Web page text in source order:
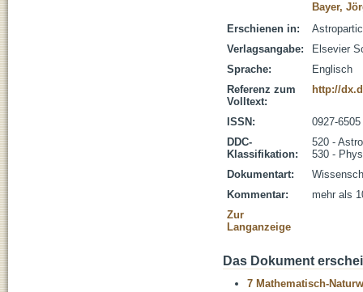
Bayer,
Erschienen in:
Verlagsangabe:
Elsevier
Sprache:
Englisch
Referenz zum
Volltext:
http://
ISSN:
0927-6505
DDC-
Klassifikation:
520 -
530 -
Dokumentart:
Kommentar:
mehr als
Zur
Langanzeige
Das Dokument
7 Mathematisch-